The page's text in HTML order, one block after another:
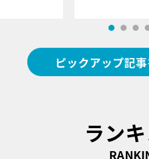
ピックアップ記
ラン